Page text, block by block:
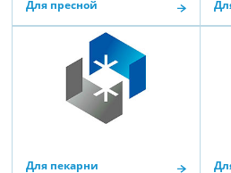
Для пресной
Для пекарни